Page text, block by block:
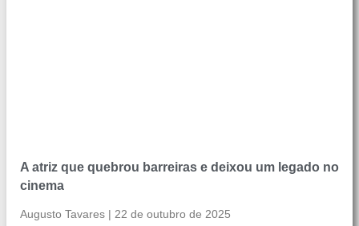
A atriz que quebrou barreiras e deixou um legado no
cinema
Augusto Tavares 22 de outubro de 2025